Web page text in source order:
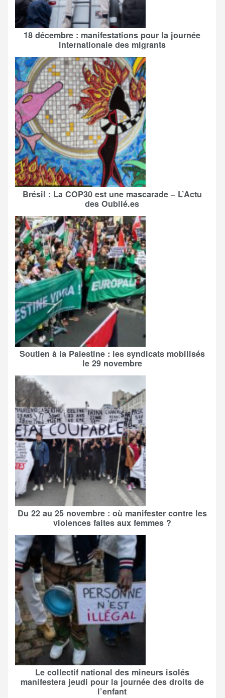
18 décembre : manifestations pour la journée
internationale des migrants
Brésil : La COP30 est une mascarade – L’Actu
des Oublié.es
Soutien à la Palestine : les syndicats mobilisés
le 29 novembre
Du 22 au 25 novembre : où manifester contre les
violences faites aux femmes ?
Le collectif national des mineurs isolés
manifestera jeudi pour la journée des droits de
l’enfant